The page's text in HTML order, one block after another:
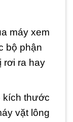
máy xem
bộ phận
rơi ra hay
kích thước
vặt lông